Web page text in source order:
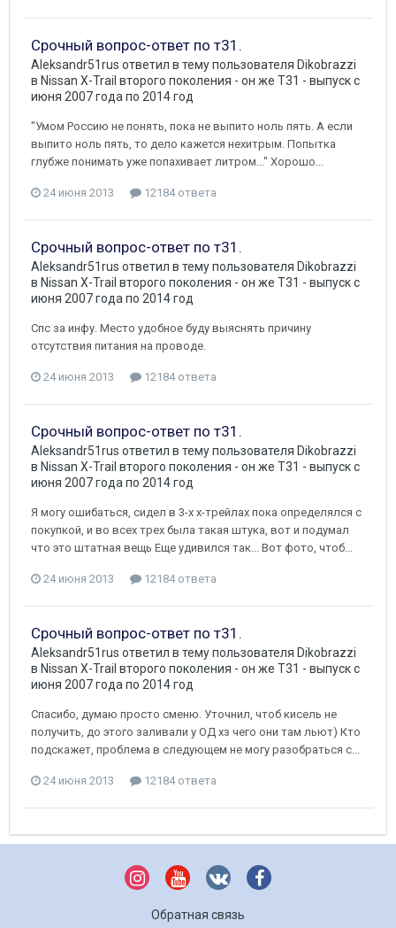
Срочный вопрос-ответ по т31.
Aleksandr51rus ответил в тему пользователя Dikobrazzi
в Nissan X-Trail второго поколения - он же Т31 - выпуск с
июня 2007 года по 2014 год
"Умом Россию не понять, пока не выпито ноль пять. А если
выпито ноль пять, то дело кажется нехитрым. Попытка
глубже понимать уже попахивает литром..." Хорошо...
24 июня 2013 12184 ответа
Срочный вопрос-ответ по т31.
Aleksandr51rus ответил в тему пользователя Dikobrazzi
в Nissan X-Trail второго поколения - он же Т31 - выпуск с
июня 2007 года по 2014 год
Спс за инфу. Место удобное буду выяснять причину
отсутствия питания на проводе.
24 июня 2013 12184 ответа
Срочный вопрос-ответ по т31.
Aleksandr51rus ответил в тему пользователя Dikobrazzi
в Nissan X-Trail второго поколения - он же Т31 - выпуск с
июня 2007 года по 2014 год
Я могу ошибаться, сидел в 3-х х-трейлах пока определялся с
покупкой, и во всех трех была такая штука, вот и подумал
что это штатная вещь Еще удивился так... Вот фото, чтоб...
24 июня 2013 12184 ответа
Срочный вопрос-ответ по т31.
Aleksandr51rus ответил в тему пользователя Dikobrazzi
в Nissan X-Trail второго поколения - он же Т31 - выпуск с
июня 2007 года по 2014 год
Спасибо, думаю просто сменю. Уточнил, чтоб кисель не
получить, до этого заливали у ОД хз чего они там льют) Кто
подскажет, проблема в следующем не могу разобраться с...
24 июня 2013 12184 ответа
Обратная связь